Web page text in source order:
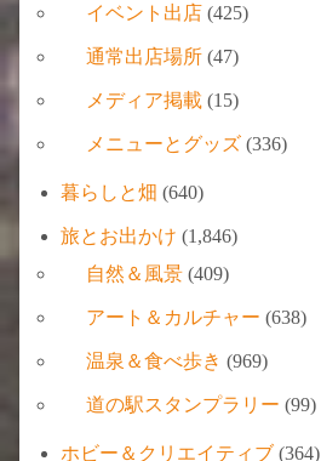
イベント出店 (425)
通常出店場所 (47)
メディア掲載 (15)
メニューとグッズ (336)
暮らしと畑 (640)
旅とお出かけ (1,846)
自然＆風景 (409)
アート＆カルチャー (638)
温泉＆食べ歩き (969)
道の駅スタンプラリー (99)
ホビー＆クリエイティブ (364)